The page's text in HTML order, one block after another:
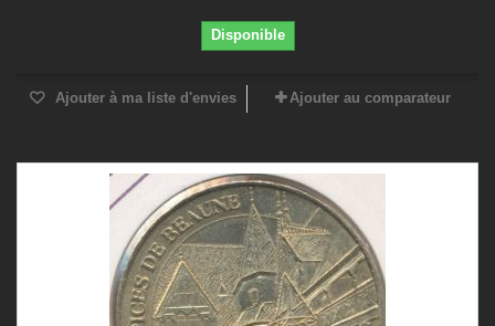
Disponible
Ajouter à ma liste d'envies Ajouter au comparateur